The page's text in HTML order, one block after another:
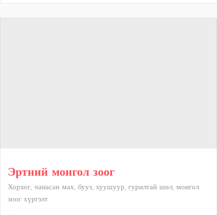
Эртний монгол зоог
Хорхог, чанасан мах, бууз, хуушуур, гурилтай шөл, монгол
зоог хүргэлт